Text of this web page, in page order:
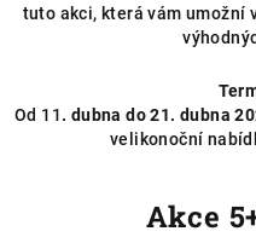
tuto akci, která vám umožní
Od 11. dubna do 21. dubna
velikonoční
Akce